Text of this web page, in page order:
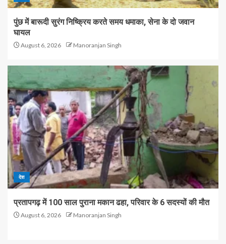
पुंछ में बारूदी सुरंग निष्क्रिय करते समय धमाका, सेना के दो जवान
घायल
August 6, 2026 Manoranjan Singh
देश
प्रतापगढ़ में 100 साल पुराना मकान ढहा, परिवार के 6 सदस्यों की मौत
August 6, 2026 Manoranjan Singh